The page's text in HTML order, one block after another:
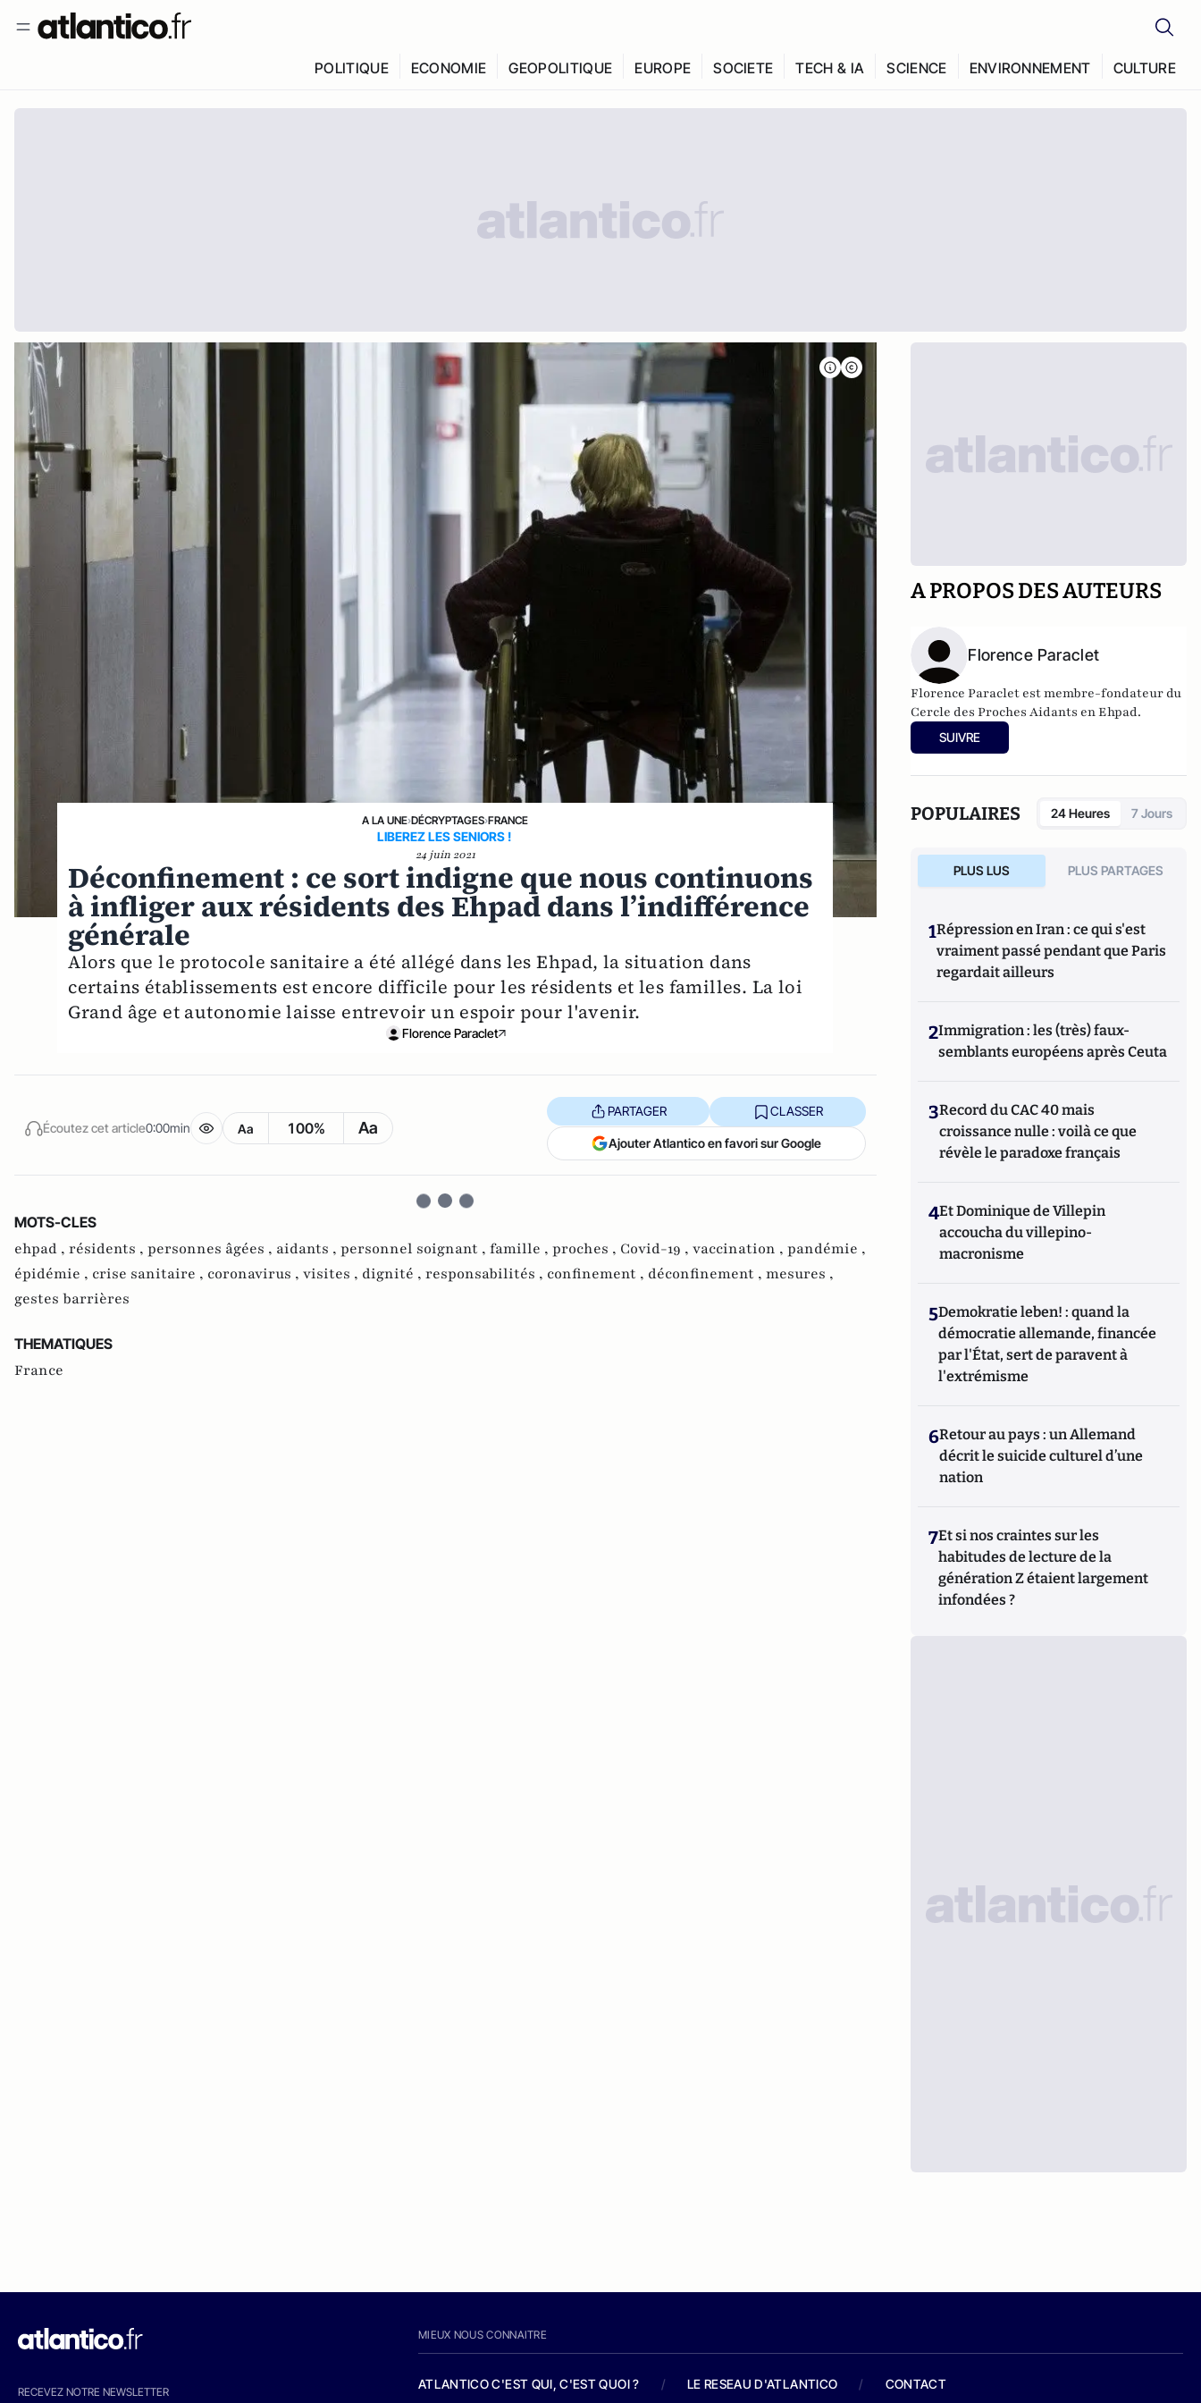
POLITIQUE ECONOMIE GEOPOLITIQUE EUROPE SOCIETE TECH & IA SCIENCE ENVIRONNEMENT CULTURE
A LA UNE›DÉCRYPTAGES›FRANCE
LIBEREZ LES SENIORS !
24 juin 2021
Déconfinement : ce sort indigne que nous continuons
à infliger aux résidents des Ehpad dans l’indifférence
générale
Alors que le protocole sanitaire a été allégé dans les Ehpad, la situation dans
certains établissements est encore difficile pour les résidents et les familles. La loi
Grand âge et autonomie laisse entrevoir un espoir pour l'avenir.
Florence Paraclet
Écoutez cet article0:00min Aa 100% Aa
PARTAGER CLASSER
Ajouter Atlantico en favori sur Google
MOTS-CLES
ehpad , résidents , personnes âgées , aidants , personnel soignant , famille , proches , Covid-19 , vaccination , pandémie ,
épidémie , crise sanitaire , coronavirus , visites , dignité , responsabilités , confinement , déconfinement , mesures ,
gestes barrières
THEMATIQUES
France
A PROPOS DES AUTEURS
Florence Paraclet
Florence Paraclet est membre-fondateur du
Cercle des Proches Aidants en Ehpad.
SUIVRE
POPULAIRES 24 Heures 7 Jours
PLUS LUS PLUS PARTAGES
1Répression en Iran : ce qui s'est
vraiment passé pendant que Paris
regardait ailleurs
2Immigration : les (très) faux-
semblants européens après Ceuta
3Record du CAC 40 mais
croissance nulle : voilà ce que
révèle le paradoxe français
4Et Dominique de Villepin
accoucha du villepino-
macronisme
5Demokratie leben! : quand la
démocratie allemande, financée
par l'État, sert de paravent à
l'extrémisme
6Retour au pays : un Allemand
décrit le suicide culturel d’une
nation
7Et si nos craintes sur les
habitudes de lecture de la
génération Z étaient largement
infondées ?
RECEVEZ NOTRE NEWSLETTER
MIEUX NOUS CONNAITRE
ATLANTICO C'EST QUI, C'EST QUOI ? / LE RESEAU D'ATLANTICO / CONTACT